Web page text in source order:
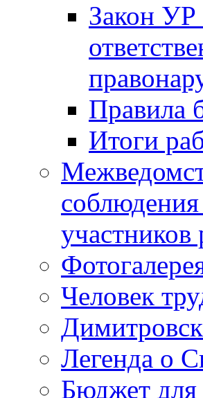
Закон УР
Правила
Итоги
участников
Человек
Легенда о
Бюджет для